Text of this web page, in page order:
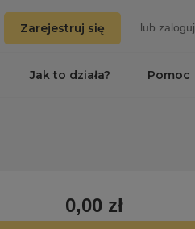
Zarejestruj się lub zaloguj
Pomoc
Jak to działa?
0,00 zł